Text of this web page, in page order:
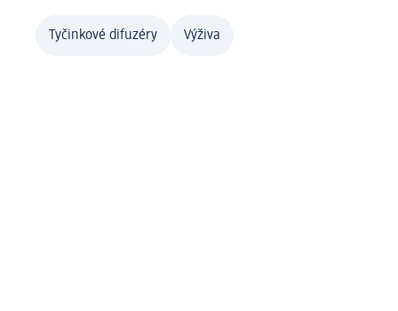
Tyčinkové difuzéry Výživa